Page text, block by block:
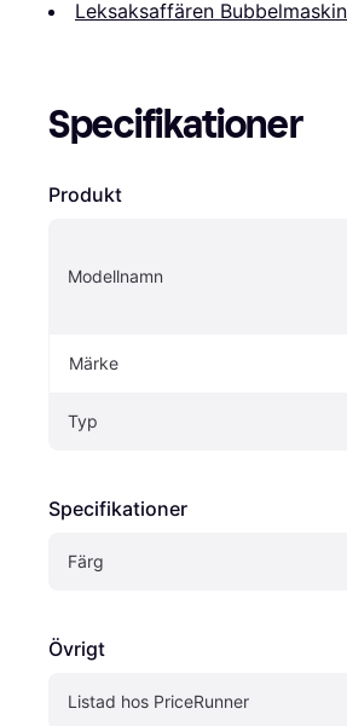
Leksaksaffären
Specifikationer
Produkt
Modellnamn
Märke
Typ
Specifikationer
Färg
Övrigt
Listad hos PriceRunner